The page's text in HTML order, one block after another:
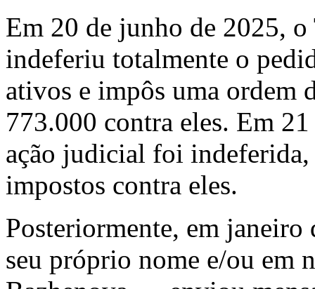
Em 20 de junho de 2025,
indeferiu totalmente o
ativos e impôs uma ordem
773.000 contra eles. Em
ação judicial foi indeferida,
impostos contra eles.
Posteriormente, em
seu próprio nome e/ou em